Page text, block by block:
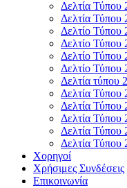
Δελτία Τύπου
Δελτία Τύπου
Δελτίο Τύπου
Δελτίο Τύπου
Δελτίο Τύπου
Δελτίο Τύπου
Δελτία τύπου
Δελτία Τύπου
Δελτία Τύπου
Δελτία Τύπου
Δελτία Τύπου
Δελτία Τύπου
Χορηγοί
Χρήσιμες Συνδέσεις
Επικοινωνία